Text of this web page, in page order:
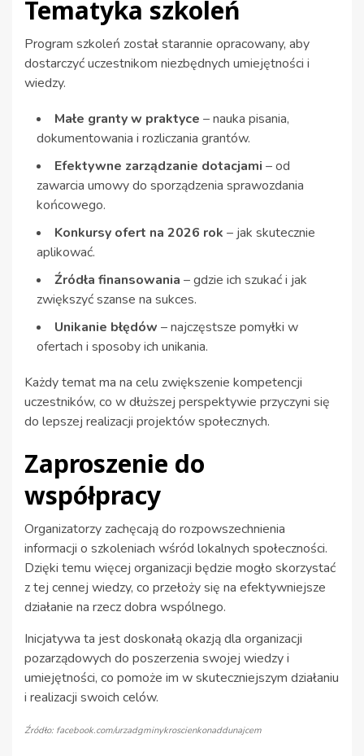
Tematyka szkoleń
Program szkoleń został starannie opracowany, aby
dostarczyć uczestnikom niezbędnych umiejętności i
wiedzy.
Małe granty w praktyce – nauka pisania,
dokumentowania i rozliczania grantów.
Efektywne zarządzanie dotacjami – od
zawarcia umowy do sporządzenia sprawozdania
końcowego.
Konkursy ofert na 2026 rok – jak skutecznie
aplikować.
Źródła finansowania – gdzie ich szukać i jak
zwiększyć szanse na sukces.
Unikanie błędów – najczęstsze pomyłki w
ofertach i sposoby ich unikania.
Każdy temat ma na celu zwiększenie kompetencji
uczestników, co w dłuższej perspektywie przyczyni się
do lepszej realizacji projektów społecznych.
Zaproszenie do
współpracy
Organizatorzy zachęcają do rozpowszechnienia
informacji o szkoleniach wśród lokalnych społeczności.
Dzięki temu więcej organizacji będzie mogło skorzystać
z tej cennej wiedzy, co przełoży się na efektywniejsze
działanie na rzecz dobra wspólnego.
Inicjatywa ta jest doskonałą okazją dla organizacji
pozarządowych do poszerzenia swojej wiedzy i
umiejętności, co pomoże im w skuteczniejszym działaniu
i realizacji swoich celów.
Źródło: facebook.com/urzadgminykroscienkonaddunajcem